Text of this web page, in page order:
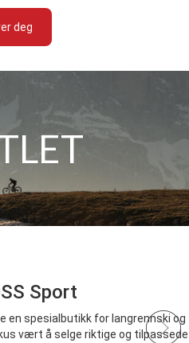
deg
Sport
en spesialbutikk for langrennski og
vært å selge riktige og tilpassede